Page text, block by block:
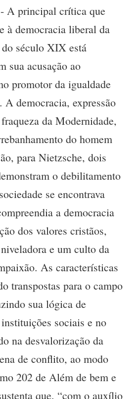
- A principal crítica que
à democracia liberal da
do século XIX está
sua acusação ao
promotor da igualdade
A democracia, expressão
da Modernidade,
do homem
para Nietzsche, dois
o debilitamento
se encontrava
a democracia
dos valores cristãos,
e um culto da
As características
transpostas para o campo
sua lógica de
sociais e no
na desvalorização da
de conflito, ao modo
202 de Além de bem e
que, “com o auxílio